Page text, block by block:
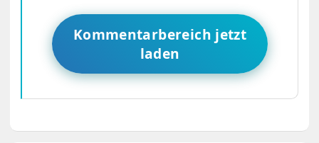
Kommentarbereich jetzt
laden